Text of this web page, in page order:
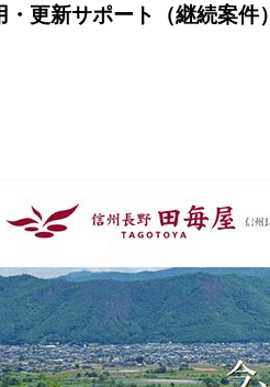
更新サポート（継続案件）